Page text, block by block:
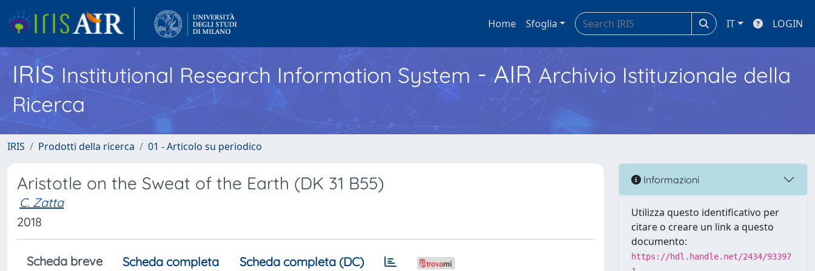
Home Sfoglia IT LOGIN
IRISInstitutional Research Information System - AIR Archivio Istituzionale della
Ricerca
IRIS Prodotti della ricerca 01 - Articolo su periodico
Aristotle on the Sweat of the Earth (DK 31 B55)
C. Zatta
2018
Scheda breve Scheda completa Scheda completa (DC)
Informazioni
Utilizza questo identificativo per
citare o creare un link a questo
documento:
https://hdl.handle.net/2434/93397